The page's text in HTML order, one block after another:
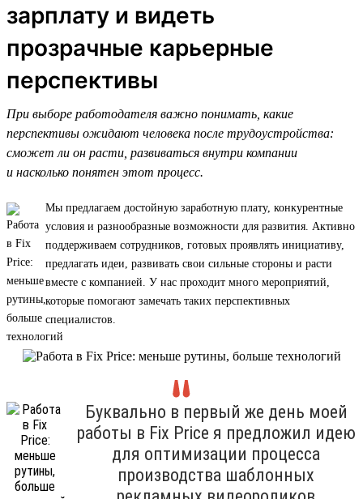
зарплату и видеть
прозрачные карьерные
перспективы
При выборе работодателя важно понимать, какие
перспективы ожидают человека после трудоустройства:
сможет ли он расти, развиваться внутри компании
и насколько понятен этот процесс.
Мы предлагаем достойную заработную плату, конкурентные
условия и разнообразные возможности для развития. Активно
поддерживаем сотрудников, готовых проявлять инициативу,
предлагать идеи, развивать свои сильные стороны и расти
вместе с компанией. У нас проходит много мероприятий,
которые помогают замечать таких перспективных
специалистов.
Буквально в первый же день моей
работы в Fix Price я предложил идею
для оптимизации процесса
производства шаблонных